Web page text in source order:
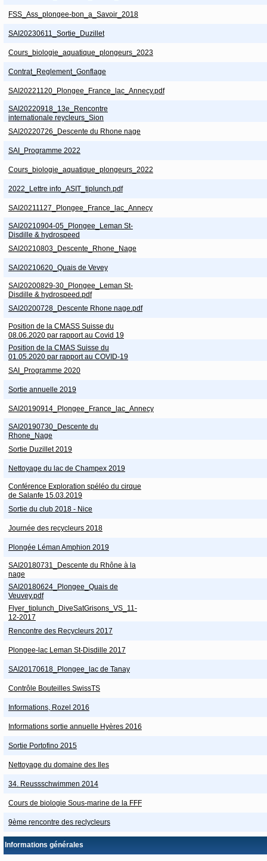
FSS_Ass_plongee-bon_a_Savoir_2018
SAI20230611_Sortie_Duzillet
Cours_biologie_aquatique_plongeurs_2023
Contrat_Reglement_Gonflage
SAI20221120_Plongee_France_lac_Annecy.pdf
SAI20220918_13e_Rencontre
internationale reycleurs_Sion
SAI20220726_Descente du Rhone nage
SAI_Programme 2022
Cours_biologie_aquatique_plongeurs_2022
2022_Lettre info_ASIT_tiplunch.pdf
SAI20211127_Plongee_France_lac_Annecy
SAI20210904-05_Plongee_Leman St-
Disdille & hydrospeed
SAI20210803_Descente_Rhone_Nage
SAI20210620_Quais de Vevey
SAI20200829-30_Plongee_Leman St-
Disdille & hydrospeed.pdf
SAI20200728_Descente Rhone nage.pdf
Position de la CMASS Suisse du
08.06.2020 par rapport au Covid 19
Position de la CMAS Suisse du
01.05.2020 par rapport au COVID-19
SAI_Programme 2020
Sortie annuelle 2019
SAI20190914_Plongee_France_lac_Annecy
SAI20190730_Descente du
Rhone_Nage
Sortie Duzillet 2019
Nettoyage du lac de Champex 2019
Conférence Exploration spéléo du cirque
de Salanfe 15.03.2019
Sortie du club 2018 - Nice
Journée des recycleurs 2018
Plongée Léman Amphion 2019
SAI20180731_Descente du Rhône à la
nage
SAI20180624_Plongee_Quais de
Veuvey.pdf
Flyer_tiplunch_DiveSatGrisons_VS_11-
12-2017
Rencontre des Recycleurs 2017
Plongee-lac Leman St-Disdille 2017
SAI20170618_Plongee_lac de Tanay
Contrôle Bouteilles SwissTS
Informations, Rozel 2016
Informations sortie annuelle Hyères 2016
Sortie Portofino 2015
Nettoyage du domaine des Iles
34. Reussschwimmen 2014
Cours de biologie Sous-marine de la FFF
9ème rencontre des reclycleurs
Informations générales